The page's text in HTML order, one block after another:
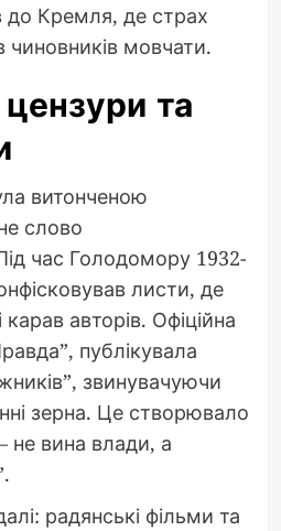
до Кремля, де страх
чиновників мовчати.
та
витонченою
слово
час Голодомору 1932-
листи, де
авторів. Офіційна
публікувала
звинувачуючи
зерна. Це створювало
не вина влади, а
радянські фільми та